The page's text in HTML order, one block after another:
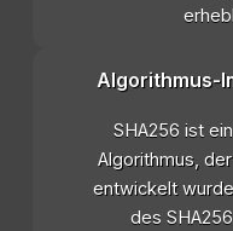
Algorithmus-
SHA256 ist
Algorithmus,
entwickelt
des